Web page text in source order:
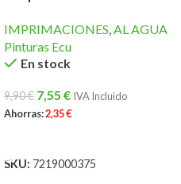
IMPRIMACIONES,AL AGUA
Pinturas Ecu
En stock
9,90€ 7,55 € IVA Incluido
Ahorras:2,35€
SKU: 7219000375